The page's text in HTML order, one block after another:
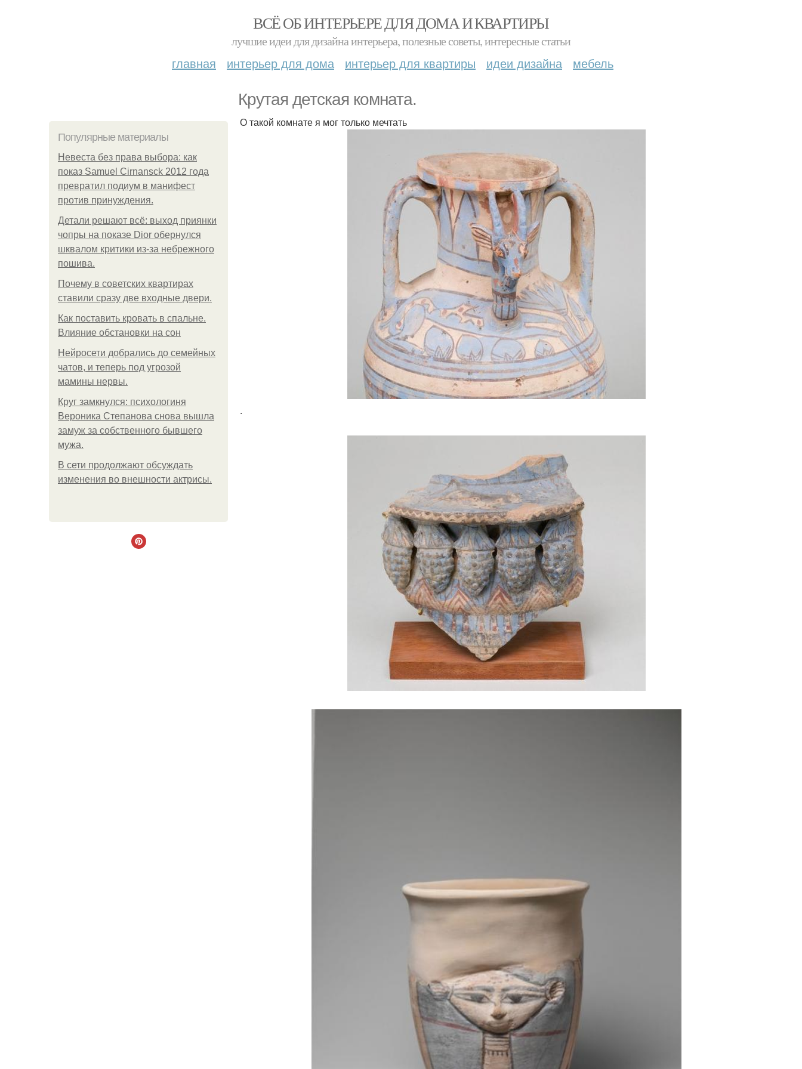
ВСЁ ОБ ИНТЕРЬЕРЕ ДЛЯ ДОМА И КВАРТИРЫ
лучшие идеи для дизайна интерьера, полезные советы, интересные статьи
главная интерьер для дома интерьер для квартиры идеи дизайна мебель
Крутая детская комната.
Популярные материалы
Невеста без права выбора: как
показ Samuel Cirnansck 2012 года
превратил подиум в манифест
против принуждения.
Детали решают всё: выход приянки
чопры на показе Dior обернулся
шквалом критики из-за небрежного
пошива.
Почему в советских квартирах
ставили сразу две входные двери.
Как поставить кровать в спальне.
Влияние обстановки на сон
Нейросети добрались до семейных
чатов, и теперь под угрозой
мамины нервы.
Круг замкнулся: психологиня
Вероника Степанова снова вышла
замуж за собственного бывшего
мужа.
В сети продолжают обсуждать
изменения во внешности актрисы.
О такой комнате я мог только мечтать
.